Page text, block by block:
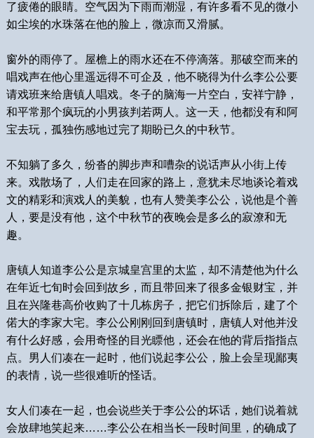
了疲倦的眼睛。空气因为下雨而潮湿，有许多看不见的微小
如尘埃的水珠落在他的脸上，微凉而又滑腻。
窗外的雨停了。屋檐上的雨水还在不停滴落。那破空而来的
唱戏声在他心里遥远得不可企及，他不晓得为什么李公公要
请戏班来给唐镇人唱戏。冬子的脑海一片空白，安祥宁静，
和平常那个疯玩的小男孩判若两人。这一天，他都没有和阿
宝去玩，孤独伤感地过完了期盼已久的中秋节。
不知躺了多久，纷沓的脚步声和嘈杂的说话声从小街上传
来。戏散场了，人们走在回家的路上，意犹未尽地谈论着戏
文的精彩和演戏人的美貌，也有人赞美李公公，说他是个善
人，要是没有他，这个中秋节的夜晚会是多么的寂潦和无
趣。
唐镇人知道李公公是京城皇宫里的太监，却不清楚他为什么
在年近七旬时会回到故乡，而且带回来了很多金银财宝，并
且在兴隆巷高价收购了十几栋房子，把它们拆除后，建了个
偌大的李家大宅。李公公刚刚回到唐镇时，唐镇人对他并没
有什么好感，会用奇怪的目光瞟他，还会在他的背后指指点
点。男人们凑在一起时，他们说起李公公，脸上会呈现鄙夷
的表情，说一些很难听的怪话。
女人们凑在一起，也会说些关于李公公的坏话，她们说着就
会放肆地笑起来……李公公在相当长一段时间里，的确成了